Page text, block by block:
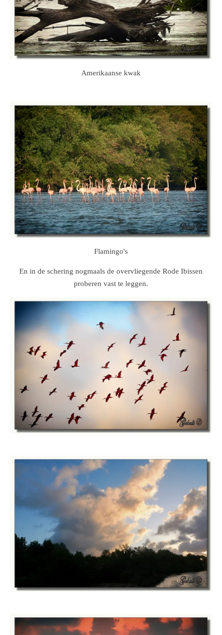
Amerikaanse kwak
Flamingo's
En in de schering nogmaals de overvliegende Rode Ibissen
proberen vast te leggen.